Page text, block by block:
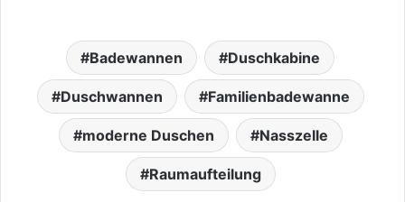
Badewannen Duschkabine
Duschwannen Familienbadewanne
moderne Duschen Nasszelle
Raumaufteilung